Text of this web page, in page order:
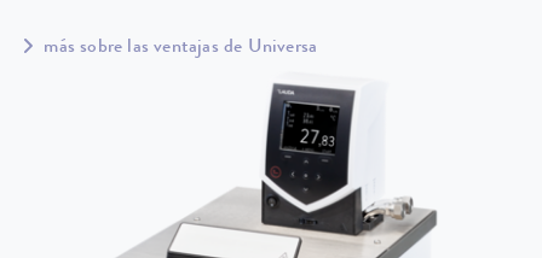
más sobre las ventajas de Universa